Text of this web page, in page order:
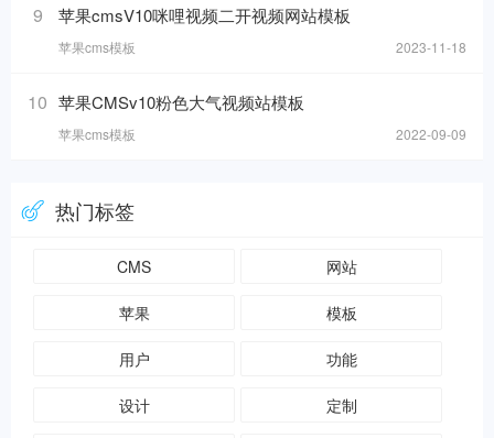
9 苹果cmsV10咪哩视频二开视频网站模板
苹果cms模板 2023-11-18
10 苹果CMSv10粉色大气视频站模板
苹果cms模板 2022-09-09
热门标签
CMS 网站
苹果 模板
用户 功能
设计 定制